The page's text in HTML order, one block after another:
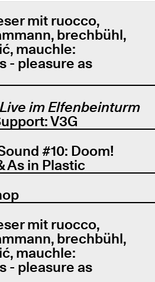
mit ruocco,
brechbühl,
mauchle:
- pleasure as
Live im Elfenbeinturm
V3G
#10: Doom!
As in Plastic
mit ruocco,
brechbühl,
mauchle:
- pleasure as